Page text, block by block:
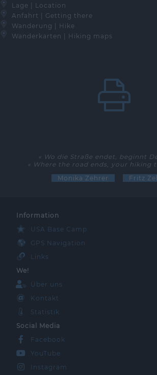
Lage | Location
Anfahrt | Getting there
Wanderung | Hike
Wanderkarten | Hiking maps
« Wo die Straße endet, beginnt
« Where the road ends, your hiking
Monika Zehrer
Fritz
Information
USA Base Camp
GPS Navigation
Links
We!
Über uns
Kontakt
Statistik
Social Media
Facebook
YouTube
Instagram